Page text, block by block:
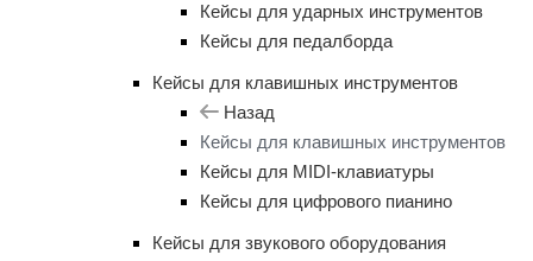
Кейсы для ударных инструментов
Кейсы для педалборда
Кейсы для клавишных инструментов
Назад
Кейсы для клавишных инструментов
Кейсы для MIDI-клавиатуры
Кейсы для цифрового пианино
Кейсы для звукового оборудования